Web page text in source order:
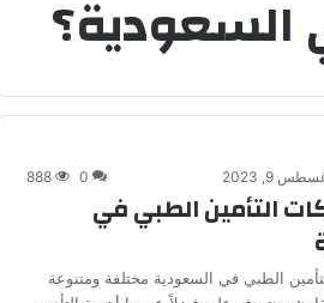
السعودية؟
9, 2023
0
888
التأمين الطبي في
الطبي في السعودية مختلفة ومتنوعة